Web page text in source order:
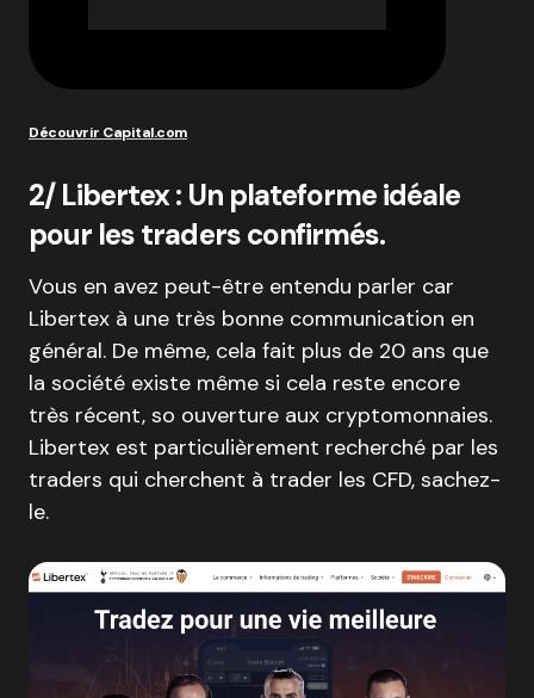
Découvrir Capital.com
2/ Libertex : Un plateforme idéale
pour les traders confirmés.
Vous en avez peut-être entendu parler car
Libertex à une très bonne communication en
général. De même, cela fait plus de 20 ans que
la société existe même si cela reste encore
très récent, so ouverture aux cryptomonnaies.
Libertex est particulièrement recherché par les
traders qui cherchent à trader les CFD, sachez-
le.